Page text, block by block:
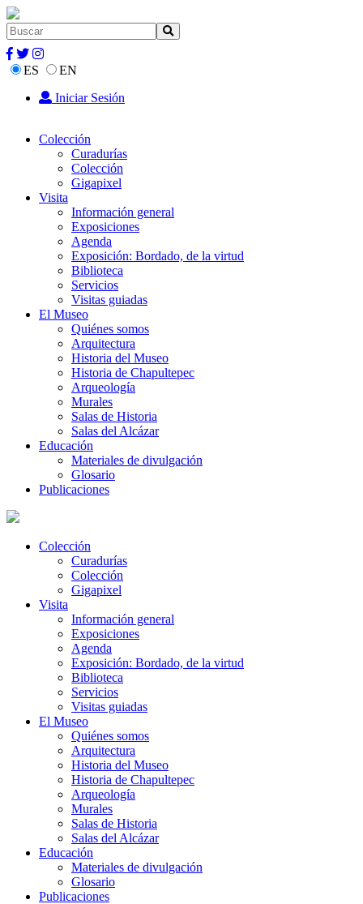
ES
EN
Iniciar Sesión
Colección
Curadurías
Colección
Gigapixel
Visita
Información general
Exposiciones
Agenda
Exposición: Bordado, de la virtud
Biblioteca
Servicios
Visitas guiadas
El Museo
Quiénes somos
Arquitectura
Historia del Museo
Historia de Chapultepec
Arqueología
Murales
Salas de Historia
Salas del Alcázar
Educación
Materiales de divulgación
Glosario
Publicaciones
Colección
Curadurías
Colección
Gigapixel
Visita
Información general
Exposiciones
Agenda
Exposición: Bordado, de la virtud
Biblioteca
Servicios
Visitas guiadas
El Museo
Quiénes somos
Arquitectura
Historia del Museo
Historia de Chapultepec
Arqueología
Murales
Salas de Historia
Salas del Alcázar
Educación
Materiales de divulgación
Glosario
Publicaciones